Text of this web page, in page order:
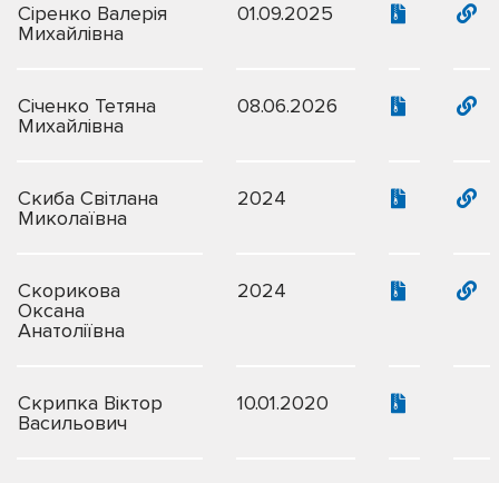
Сіренко Валерія
Михайлівна
01.09.2025
Січенко Тетяна
Михайлівна
08.06.2026
Скиба Світлана
Миколаївна
2024
Скорикова
Оксана
Анатоліївна
2024
Скрипка Віктор
Васильович
10.01.2020